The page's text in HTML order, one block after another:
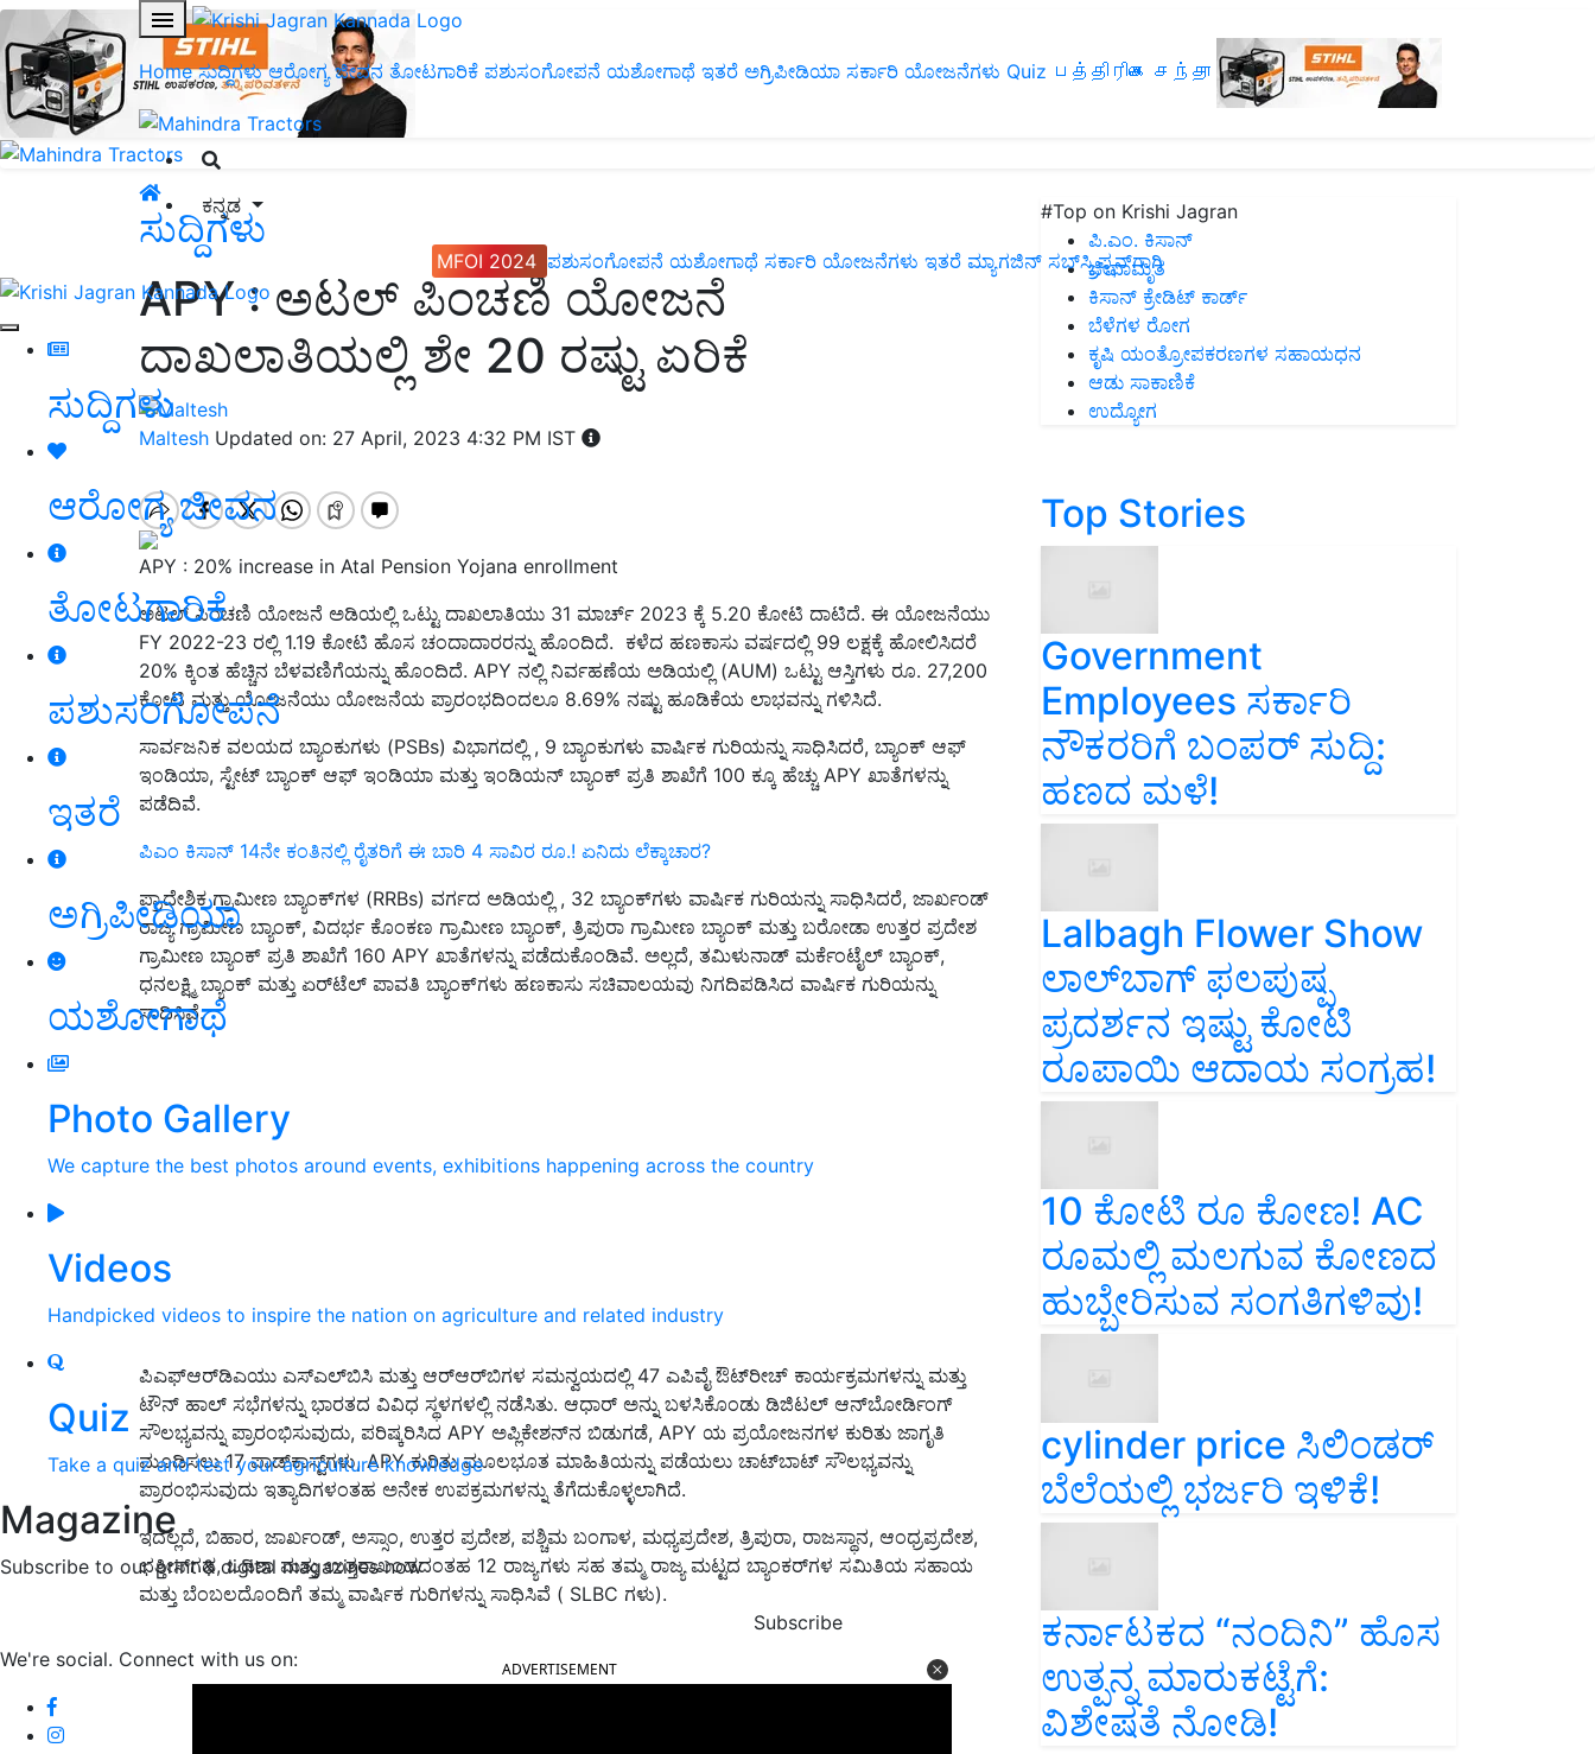
Home ಸುದ್ದಿಗಳು ಆರೋಗ್ಯ ಜೀವನ ತೋಟಗಾರಿಕೆ ಪಶುಸಂಗೋಪನೆ ಯಶೋಗಾಥೆ ಇತರೆ ಅಗ್ರಿಪೀಡಿಯಾ ಸರ್ಕಾರಿ ಯೋಜನೆಗಳು Quiz பத்திரிகை சந்தா
ಕನ್ನಡ
MFOI 2024 ಪಶುಸಂಗೋಪನೆ ಯಶೋಗಾಥೆ ಸರ್ಕಾರಿ ಯೋಜನೆಗಳು ಇತರೆ ಮ್ಯಾಗಜಿನ್‌ ಸಬ್‌ಸ್ಕ್ರಿಪ್ಷನ್‌ಗಾಗಿ
ಸುದ್ದಿಗಳು
ಆರೋಗ್ಯ ಜೀವನ
ತೋಟಗಾರಿಕೆ
ಪಶುಸಂಗೋಪನೆ
ಇತರೆ
ಅಗ್ರಿಪೀಡಿಯಾ
ಯಶೋಗಾಥೆ
Photo Gallery
We capture the best photos around events, exhibitions happening across the country
Videos
Handpicked videos to inspire the nation on agriculture and related industry
Quiz
Take a quiz and test your agriculture knowledge
Magazine
Subscribe to our print & digital magazines now
Subscribe
We're social. Connect with us on:
ಸುದ್ದಿಗಳು
APY : ಅಟಲ್ ಪಿಂಚಣಿ ಯೋಜನೆ
ದಾಖಲಾತಿಯಲ್ಲಿ ಶೇ 20 ರಷ್ಟು ಏರಿಕೆ
Maltesh Updated on: 27 April, 2023 4:32 PM IST
APY : 20% increase in Atal Pension Yojana enrollment
ಅಟಲ್ ಪಿಂಚಣಿ ಯೋಜನೆ ಅಡಿಯಲ್ಲಿ ಒಟ್ಟು ದಾಖಲಾತಿಯು 31 ಮಾರ್ಚ್ 2023 ಕ್ಕೆ 5.20 ಕೋಟಿ ದಾಟಿದೆ. ಈ ಯೋಜನೆಯು
FY 2022-23 ರಲ್ಲಿ 1.19 ಕೋಟಿ ಹೊಸ ಚಂದಾದಾರರನ್ನು ಹೊಂದಿದೆ. ಕಳೆದ ಹಣಕಾಸು ವರ್ಷದಲ್ಲಿ 99 ಲಕ್ಷಕ್ಕೆ ಹೋಲಿಸಿದರೆ
20% ಕ್ಕಿಂತ ಹೆಚ್ಚಿನ ಬೆಳವಣಿಗೆಯನ್ನು ಹೊಂದಿದೆ. APY ನಲ್ಲಿ ನಿರ್ವಹಣೆಯ ಅಡಿಯಲ್ಲಿ (AUM) ಒಟ್ಟು ಆಸ್ತಿಗಳು ರೂ. 27,200
ಕೋಟಿ ಮತ್ತು ಯೋಜನೆಯು ಯೋಜನೆಯ ಪ್ರಾರಂಭದಿಂದಲೂ 8.69% ನಷ್ಟು ಹೂಡಿಕೆಯ ಲಾಭವನ್ನು ಗಳಿಸಿದೆ.
ಸಾರ್ವಜನಿಕ ವಲಯದ ಬ್ಯಾಂಕುಗಳು (PSBs) ವಿಭಾಗದಲ್ಲಿ , 9 ಬ್ಯಾಂಕುಗಳು ವಾರ್ಷಿಕ ಗುರಿಯನ್ನು ಸಾಧಿಸಿದರೆ, ಬ್ಯಾಂಕ್ ಆಫ್
ಇಂಡಿಯಾ, ಸ್ಟೇಟ್ ಬ್ಯಾಂಕ್ ಆಫ್ ಇಂಡಿಯಾ ಮತ್ತು ಇಂಡಿಯನ್ ಬ್ಯಾಂಕ್ ಪ್ರತಿ ಶಾಖೆಗೆ 100 ಕ್ಕೂ ಹೆಚ್ಚು APY ಖಾತೆಗಳನ್ನು
ಪಡೆದಿವೆ.
ಪಿಎಂ ಕಿಸಾನ್‌ 14ನೇ ಕಂತಿನಲ್ಲಿ ರೈತರಿಗೆ ಈ ಬಾರಿ 4 ಸಾವಿರ ರೂ.! ಏನಿದು ಲೆಕ್ಕಾಚಾರ?
ಪ್ರಾದೇಶಿಕ ಗ್ರಾಮೀಣ ಬ್ಯಾಂಕ್‌ಗಳ (RRBs) ವರ್ಗದ ಅಡಿಯಲ್ಲಿ , 32 ಬ್ಯಾಂಕ್‌ಗಳು ವಾರ್ಷಿಕ ಗುರಿಯನ್ನು ಸಾಧಿಸಿದರೆ, ಜಾರ್ಖಂಡ್
ರಾಜ್ಯ ಗ್ರಾಮೀಣ ಬ್ಯಾಂಕ್, ವಿದರ್ಭ ಕೊಂಕಣ ಗ್ರಾಮೀಣ ಬ್ಯಾಂಕ್, ತ್ರಿಪುರಾ ಗ್ರಾಮೀಣ ಬ್ಯಾಂಕ್ ಮತ್ತು ಬರೋಡಾ ಉತ್ತರ ಪ್ರದೇಶ
ಗ್ರಾಮೀಣ ಬ್ಯಾಂಕ್ ಪ್ರತಿ ಶಾಖೆಗೆ 160 APY ಖಾತೆಗಳನ್ನು ಪಡೆದುಕೊಂಡಿವೆ. ಅಲ್ಲದೆ, ತಮಿಳುನಾಡ್ ಮರ್ಕೆಂಟೈಲ್ ಬ್ಯಾಂಕ್,
ಧನಲಕ್ಷ್ಮಿ ಬ್ಯಾಂಕ್ ಮತ್ತು ಏರ್‌ಟೆಲ್ ಪಾವತಿ ಬ್ಯಾಂಕ್‌ಗಳು ಹಣಕಾಸು ಸಚಿವಾಲಯವು ನಿಗದಿಪಡಿಸಿದ ವಾರ್ಷಿಕ ಗುರಿಯನ್ನು
ಸಾಧಿಸಿವೆ.
ಪಿಎಫ್‌ಆರ್‌ಡಿಎಯು ಎಸ್‌ಎಲ್‌ಬಿಸಿ ಮತ್ತು ಆರ್‌ಆರ್‌ಬಿಗಳ ಸಮನ್ವಯದಲ್ಲಿ 47 ಎಪಿವೈ ಔಟ್‌ರೀಚ್ ಕಾರ್ಯಕ್ರಮಗಳನ್ನು ಮತ್ತು
ಟೌನ್ ಹಾಲ್ ಸಭೆಗಳನ್ನು ಭಾರತದ ವಿವಿಧ ಸ್ಥಳಗಳಲ್ಲಿ ನಡೆಸಿತು. ಆಧಾರ್ ಅನ್ನು ಬಳಸಿಕೊಂಡು ಡಿಜಿಟಲ್ ಆನ್‌ಬೋರ್ಡಿಂಗ್
ಸೌಲಭ್ಯವನ್ನು ಪ್ರಾರಂಭಿಸುವುದು, ಪರಿಷ್ಕರಿಸಿದ APY ಅಪ್ಲಿಕೇಶನ್‌ನ ಬಿಡುಗಡೆ, APY ಯ ಪ್ರಯೋಜನಗಳ ಕುರಿತು ಜಾಗೃತಿ
ಮೂಡಿಸಲು 17 ಪಾಡ್‌ಕಾಸ್ಟ್‌ಗಳು, APY ಕುರಿತು ಮೂಲಭೂತ ಮಾಹಿತಿಯನ್ನು ಪಡೆಯಲು ಚಾಟ್‌ಬಾಟ್ ಸೌಲಭ್ಯವನ್ನು
ಪ್ರಾರಂಭಿಸುವುದು ಇತ್ಯಾದಿಗಳಂತಹ ಅನೇಕ ಉಪಕ್ರಮಗಳನ್ನು ತೆಗೆದುಕೊಳ್ಳಲಾಗಿದೆ.
ಇದಲ್ಲದೆ, ಬಿಹಾರ, ಜಾರ್ಖಂಡ್, ಅಸ್ಸಾಂ, ಉತ್ತರ ಪ್ರದೇಶ, ಪಶ್ಚಿಮ ಬಂಗಾಳ, ಮಧ್ಯಪ್ರದೇಶ, ತ್ರಿಪುರಾ, ರಾಜಸ್ಥಾನ, ಆಂಧ್ರಪ್ರದೇಶ,
ಛತ್ತೀಸ್‌ಗಢ, ಒಡಿಶಾ ಮತ್ತು ಉತ್ತರಾಖಂಡದಂತಹ 12 ರಾಜ್ಯಗಳು ಸಹ ತಮ್ಮ ರಾಜ್ಯ ಮಟ್ಟದ ಬ್ಯಾಂಕರ್‌ಗಳ ಸಮಿತಿಯ ಸಹಾಯ
ಮತ್ತು ಬೆಂಬಲದೊಂದಿಗೆ ತಮ್ಮ ವಾರ್ಷಿಕ ಗುರಿಗಳನ್ನು ಸಾಧಿಸಿವೆ ( SLBC ಗಳು).
#Top on Krishi Jagran
ಪಿ.ಎಂ. ಕಿಸಾನ್
ಜೀವಾಮೃತ
ಕಿಸಾನ್ ಕ್ರೇಡಿಟ್ ಕಾರ್ಡ್
ಬೆಳೆಗಳ ರೋಗ
ಕೃಷಿ ಯಂತ್ರೋಪಕರಣಗಳ ಸಹಾಯಧನ
ಆಡು ಸಾಕಾಣಿಕೆ
ಉದ್ಯೋಗ
Top Stories
Government
Employees ಸರ್ಕಾರಿ
ನೌಕರರಿಗೆ ಬಂಪರ್‌ ಸುದ್ದಿ:
ಹಣದ ಮಳೆ!
Lalbagh Flower Show
ಲಾಲ್‌ಬಾಗ್ ಫಲಪುಷ್ಪ
ಪ್ರದರ್ಶನ ಇಷ್ಟು ಕೋಟಿ
ರೂಪಾಯಿ ಆದಾಯ ಸಂಗ್ರಹ!
10 ಕೋಟಿ ರೂ ಕೋಣ! AC
ರೂಮಲ್ಲಿ ಮಲಗುವ ಕೋಣದ
ಹುಬ್ಬೇರಿಸುವ ಸಂಗತಿಗಳಿವು!
cylinder price ಸಿಲಿಂಡರ್‌
ಬೆಲೆಯಲ್ಲಿ ಭರ್ಜರಿ ಇಳಿಕೆ!
ಕರ್ನಾಟಕದ “ನಂದಿನಿ” ಹೊಸ
ಉತ್ಪನ್ನ ಮಾರುಕಟ್ಟೆಗೆ:
ವಿಶೇಷತೆ ನೋಡಿ!